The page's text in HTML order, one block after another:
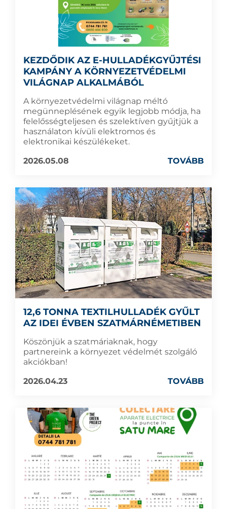
KEZDŐDIK AZ E-HULLADÉKGYŰJTÉSI
KAMPÁNY A KÖRNYEZETVÉDELMI
VILÁGNAP ALKALMÁBÓL
A környezetvédelmi világnap méltó
megünneplésének egyik legjobb módja, ha
felelősségteljesen és szelektíven gyűjtjük a
használaton kívüli elektromos és
elektronikai készülékeket.
2026.05.08
TOVÁBB
12,6 TONNA TEXTILHULLADÉK GYŰLT
AZ IDEI ÉVBEN SZATMÁRNÉMETIBEN
Köszönjük a szatmáriaknak, hogy
partnereink a környezet védelmét szolgáló
akciókban!
2026.04.23
TOVÁBB